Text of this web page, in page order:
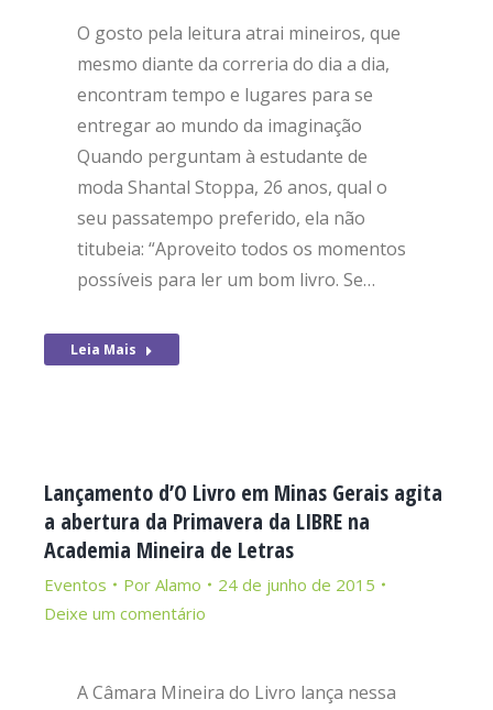
O gosto pela leitura atrai mineiros, que
mesmo diante da correria do dia a dia,
encontram tempo e lugares para se
entregar ao mundo da imaginação
Quando perguntam à estudante de
moda Shantal Stoppa, 26 anos, qual o
seu passatempo preferido, ela não
titubeia: “Aproveito todos os momentos
possíveis para ler um bom livro. Se…
Leia Mais
Lançamento d’O Livro em Minas Gerais agita
a abertura da Primavera da LIBRE na
Academia Mineira de Letras
Eventos Por Alamo
24 de junho de 2015
Deixe um comentário
A Câmara Mineira do Livro lança nessa